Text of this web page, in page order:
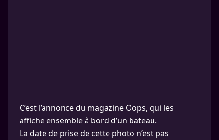
C’est l’annonce du magazine Oops, qui les
affiche ensemble à bord d’un bateau.
La date de prise de cette photo n’est pas